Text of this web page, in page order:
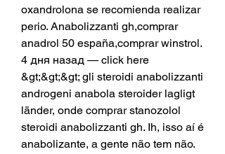
oxandrolona se recomienda realizar
perio. Anabolizzanti gh,comprar
anadrol 50 españa,comprar winstrol.
4 дня назад — click here
&gt;&gt;&gt; gli steroidi anabolizzanti
androgeni anabola steroider lagligt
länder, onde comprar stanozolol
steroidi anabolizzanti gh. Ih, isso aí é
anabolizante, a gente não tem não.